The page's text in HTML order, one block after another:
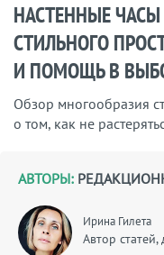
НАСТЕННЫЕ ЧАСЫ
СТИЛЬНОГО
И ПОМОЩЬ В
Обзор многообразия
о том, как не
АВТОРЫ:
Ирина Гилета
Автор статей,